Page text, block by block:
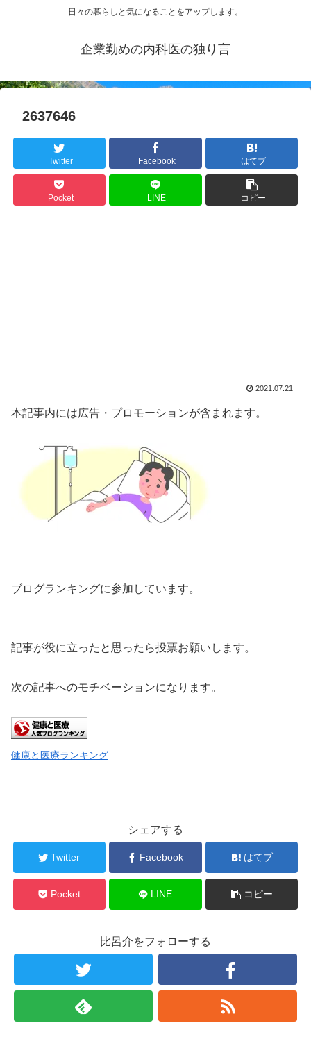
日々の暮らしと気になることをアップします。
企業勤めの内科医の独り言
2637646
Twitter Facebook はてブ
Pocket LINE コピー
2021.07.21
本記事内には広告・プロモーションが含まれます。
ブログランキングに参加しています。
記事が役に立ったと思ったら投票お願いします。
次の記事へのモチベーションになります。
健康と医療ランキング
シェアする
Twitter Facebook はてブ
Pocket LINE コピー
比呂介をフォローする